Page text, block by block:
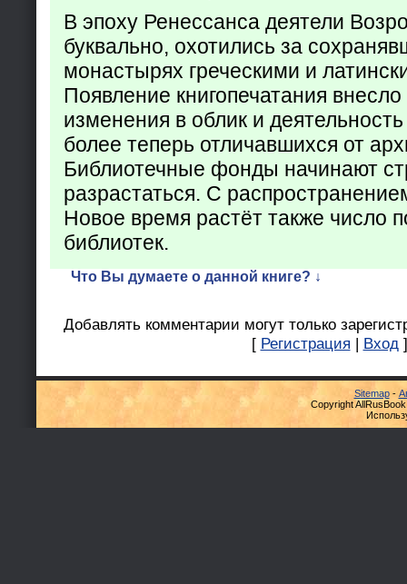
В эпоху Ренессанса деятели
буквально, охотились за
монастырях греческими и
Появление книгопечатания
изменения в облик и
более теперь отличавшихся от
Библиотечные фонды начинают
разрастаться. С
Новое время растёт также число
библиотек.
Что Вы думаете о данной книге? ↓
Добавлять комментарии могут только
[ Регистрация | Вход ]
Sitemap-
Copyright